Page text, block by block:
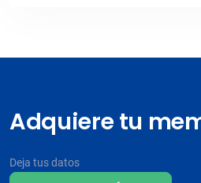
Adquiere tu
Deja tus datos